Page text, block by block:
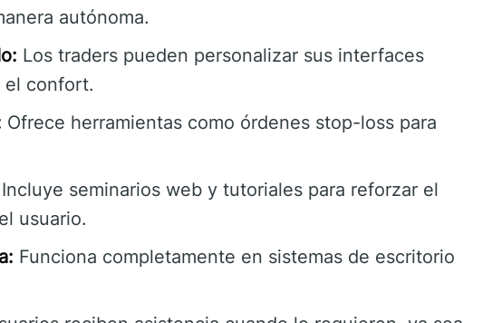
autónoma.
Los traders pueden personalizar sus interfaces
el confort.
Ofrece herramientas como órdenes stop-loss para
Incluye seminarios web y tutoriales para reforzar el
usuario.
Funciona completamente en sistemas de escritorio